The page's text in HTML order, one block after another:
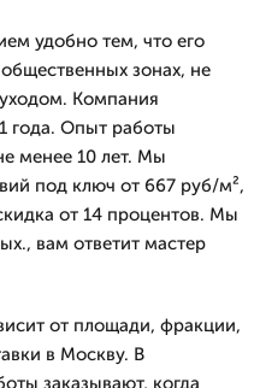
удобно тем, что его
зонах, не
Компания
года. Опыт работы
менее 10 лет. Мы
под ключ от 667 руб/м²,
от 14 процентов. Мы
вам ответит мастер
от площади, фракции,
в Москву. В
заказывают, когда